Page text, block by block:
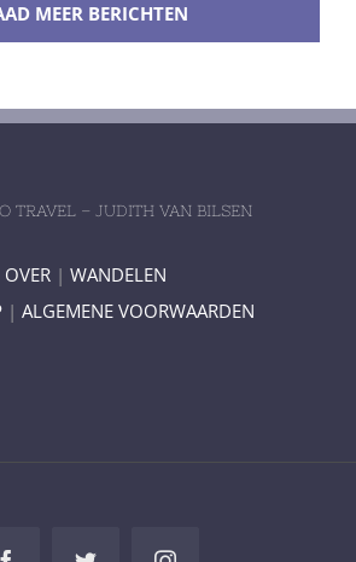
MEER BERICHTEN
TRAVEL – JUDITH VAN BILSEN
OVER | WANDELEN
| ALGEMENE VOORWAARDEN